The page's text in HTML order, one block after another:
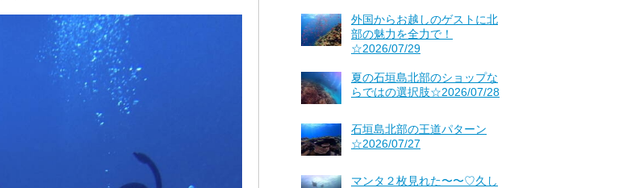
外国からお越しのゲストに北
部の魅力を全力で！
☆2026/07/29
夏の石垣島北部のショップな
らではの選択肢☆2026/07/28
石垣島北部の王道パターン
☆2026/07/27
マンタ２枚見れた〜〜♡久し